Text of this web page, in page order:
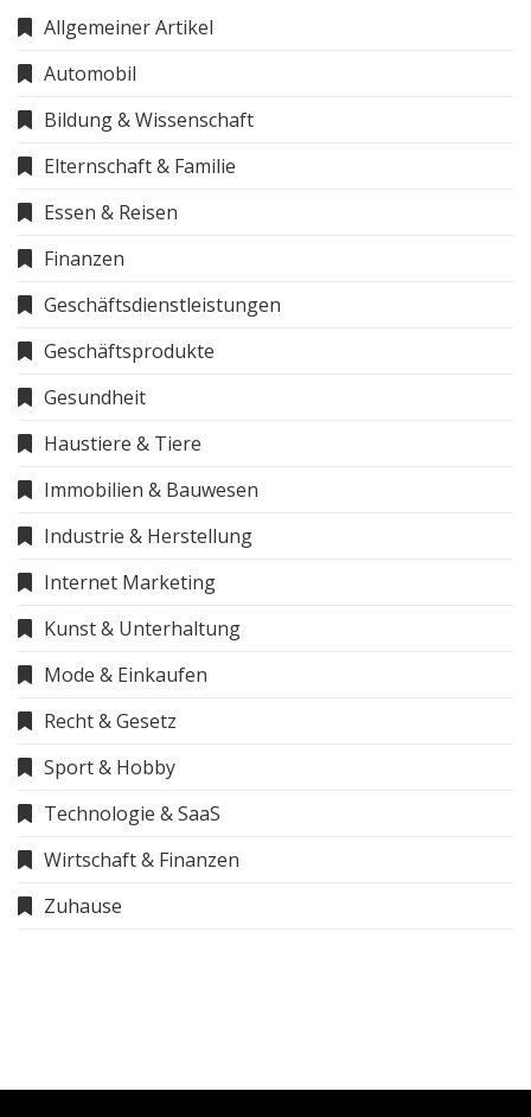
Allgemeiner Artikel
Automobil
Bildung & Wissenschaft
Elternschaft & Familie
Essen & Reisen
Finanzen
Geschäftsdienstleistungen
Geschäftsprodukte
Gesundheit
Haustiere & Tiere
Immobilien & Bauwesen
Industrie & Herstellung
Internet Marketing
Kunst & Unterhaltung
Mode & Einkaufen
Recht & Gesetz
Sport & Hobby
Technologie & SaaS
Wirtschaft & Finanzen
Zuhause